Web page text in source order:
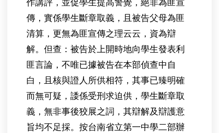
作講評，並促學生提高警覺，絕非為匪宣
傳，實係學生斷章取義，且被告父母為匪
清算，更無為匪宣傳之理云云，資為辯
解。但查：被告於上開時地向學生發表利
匪言論，不唯已據被告在本部偵查中自
白，且核與證人所供相符，其事已臻明確
而無可疑，諉係受刑求迫供，學生斷章取
義，無非事後狡展之詞，其辯解及辯護意
旨均不足採。按台南省立第一中學二部辦